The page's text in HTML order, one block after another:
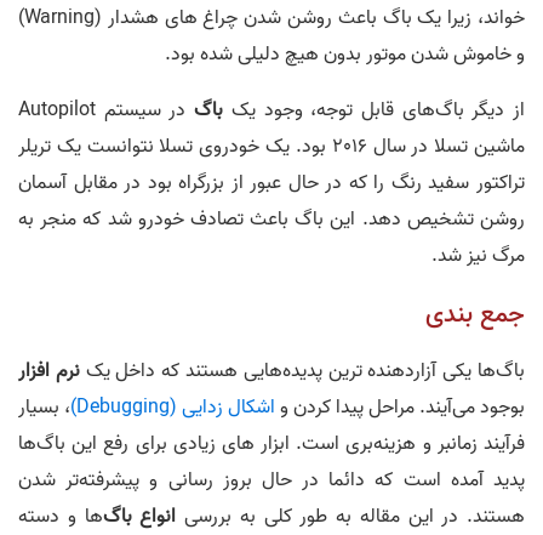
خواند، زیرا یک باگ باعث روشن شدن چراغ های هشدار (Warning)
و خاموش شدن موتور بدون هیچ دلیلی شده بود.
از دیگر باگ‌های قابل توجه، وجود یک باگ
در سیستم Autopilot
ماشین تسلا در سال 2016 بود. یک خودروی تسلا نتوانست یک تریلر
تراکتور سفید رنگ را که در حال عبور از بزرگراه بود در مقابل آسمان
روشن تشخیص دهد. این باگ باعث تصادف خودرو شد که منجر به
مرگ نیز شد.
جمع بندی
باگ‌ها یکی آزاردهنده ترین پدیده‌هایی هستند که داخل یکنرم افزار
بوجود می‌آیند. مراحل پیدا کردن واشکال زدایی (Debugging)
، بسیار
فرآیند زمانبر و هزینه‌بری است. ابزار های زیادی برای رفع این باگ‌ها
پدید آمده است که دائما در حال بروز رسانی و پیشرفته‌تر شدن
هستند. در این مقاله به طور کلی به بررسی انواع باگ‌ها و دسته